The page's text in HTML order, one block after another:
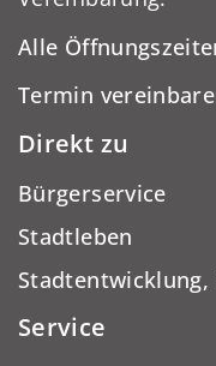
Alle
Termin
Direkt zu
Bürgerservice
Stadtleben
Service